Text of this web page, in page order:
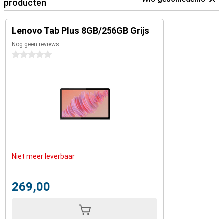
producten
Lenovo Tab Plus 8GB/256GB Grijs
Nog geen reviews
0 sterren
Niet meer leverbaar
269,00